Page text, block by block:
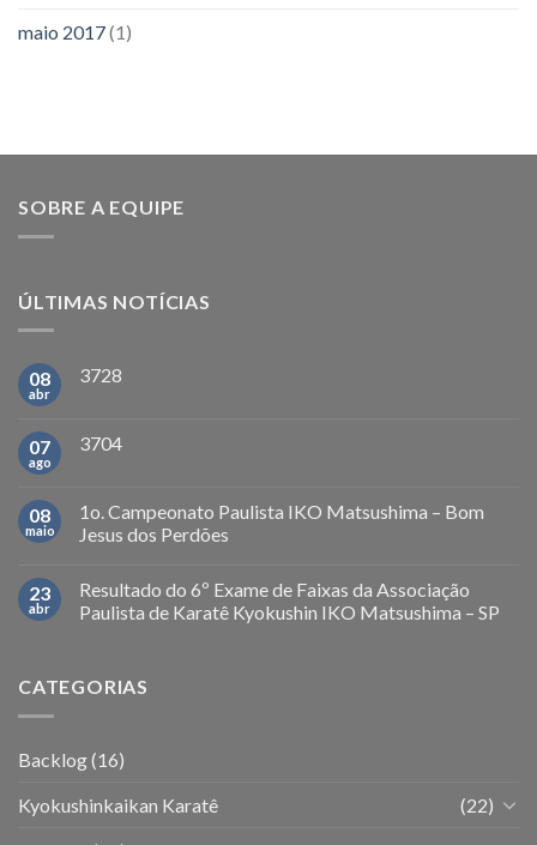
maio 2017(1)
SOBRE A EQUIPE
ÚLTIMAS NOTÍCIAS
08
abr
3728
07
ago
3704
08
maio
1o. Campeonato Paulista IKO Matsushima – Bom
Jesus dos Perdões
23
abr
Resultado do 6º Exame de Faixas da Associação
Paulista de Karatê Kyokushin IKO Matsushima – SP
CATEGORIAS
Backlog(16)
Kyokushinkaikan Karatê
(22)